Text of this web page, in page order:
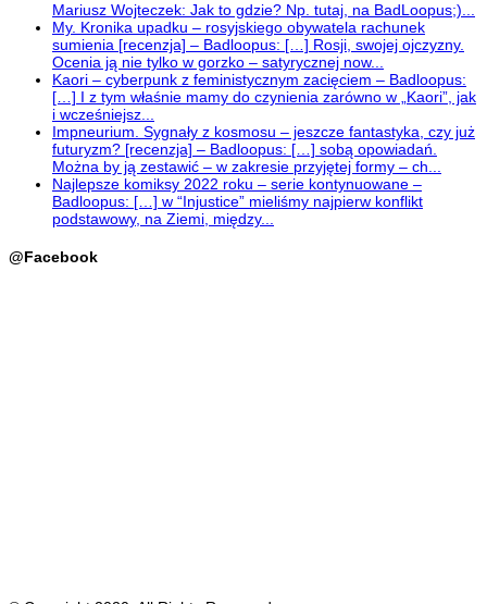
Mariusz Wojteczek: Jak to gdzie? Np. tutaj, na BadLoopus;)...
My. Kronika upadku – rosyjskiego obywatela rachunek
sumienia [recenzja] – Badloopus: […] Rosji, swojej ojczyzny.
Ocenia ją nie tylko w gorzko – satyrycznej now...
Kaori – cyberpunk z feministycznym zacięciem – Badloopus:
[…] I z tym właśnie mamy do czynienia zarówno w „Kaori”, jak
i wcześniejsz...
Impneurium. Sygnały z kosmosu – jeszcze fantastyka, czy już
futuryzm? [recenzja] – Badloopus: […] sobą opowiadań.
Można by ją zestawić – w zakresie przyjętej formy – ch...
Najlepsze komiksy 2022 roku – serie kontynuowane –
Badloopus: […] w “Injustice” mieliśmy najpierw konflikt
podstawowy, na Ziemi, między...
@Facebook